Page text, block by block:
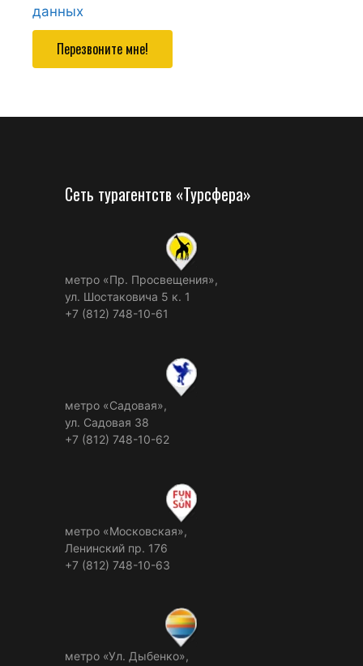
данных
Перезвоните мне!
Сеть турагентств «Турсфера»
метро «Пр. Просвещения»,
ул. Шостаковича 5 к. 1
+7 (812) 748-10-61
метро «Садовая»,
ул. Садовая 38
+7 (812) 748-10-62
метро «Московская»,
Ленинский пр. 176
+7 (812) 748-10-63
метро «Ул. Дыбенко»,